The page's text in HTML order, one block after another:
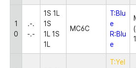
1
0
.-.
-.-
1S 1L
1S
1L 1S
1L
MC6C
T:Blu
e
R:Blu
e
T:Yel